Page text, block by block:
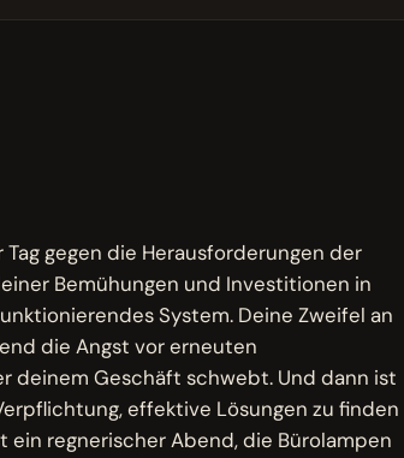
gegen die Herausforderungen der
Bemühungen und Investitionen in
System. Deine Zweifel an
die Angst vor erneuten
deinem Geschäft schwebt. Und dann ist
effektive Lösungen zu finden
ein regnerischer Abend, die Bürolampen